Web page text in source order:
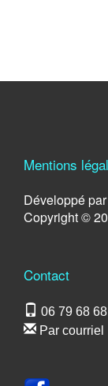
Mentions
Développé
Copyright ©
Contact
06 79 68
Par courriel